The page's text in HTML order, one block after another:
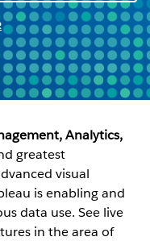
Analytics,
greatest
visual
is enabling and
data use. See live
in the area of